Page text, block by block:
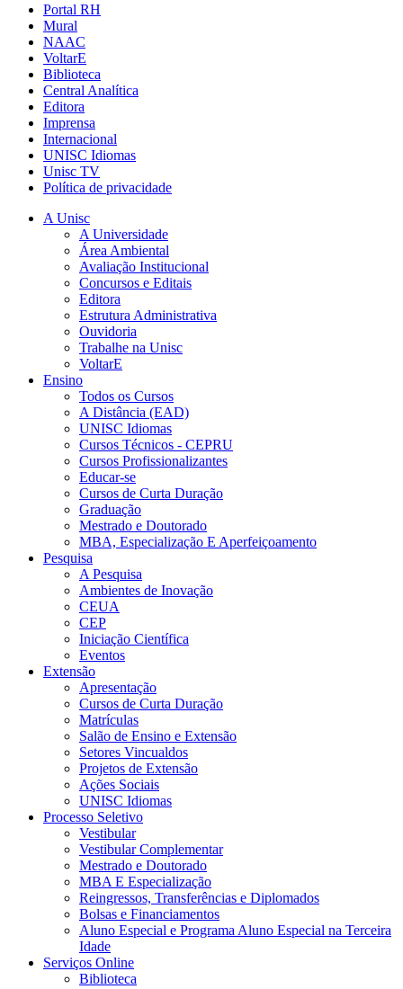
Portal RH
Mural
NAAC
VoltarE
Biblioteca
Central Analítica
Editora
Imprensa
Internacional
UNISC Idiomas
Unisc TV
Política de privacidade
A Unisc
A Universidade
Área Ambiental
Avaliação Institucional
Concursos e Editais
Editora
Estrutura Administrativa
Ouvidoria
Trabalhe na Unisc
VoltarE
Ensino
Todos os Cursos
A Distância (EAD)
UNISC Idiomas
Cursos Técnicos - CEPRU
Cursos Profissionalizantes
Educar-se
Cursos de Curta Duração
Graduação
Mestrado e Doutorado
MBA, Especialização E Aperfeiçoamento
Pesquisa
A Pesquisa
Ambientes de Inovação
CEUA
CEP
Iniciação Científica
Eventos
Extensão
Apresentação
Cursos de Curta Duração
Matrículas
Salão de Ensino e Extensão
Setores Vincualdos
Projetos de Extensão
Ações Sociais
UNISC Idiomas
Processo Seletivo
Vestibular
Vestibular Complementar
Mestrado e Doutorado
MBA E Especialização
Reingressos, Transferências e Diplomados
Bolsas e Financiamentos
Aluno Especial e Programa Aluno Especial na Terceira
Idade
Serviços Online
Biblioteca